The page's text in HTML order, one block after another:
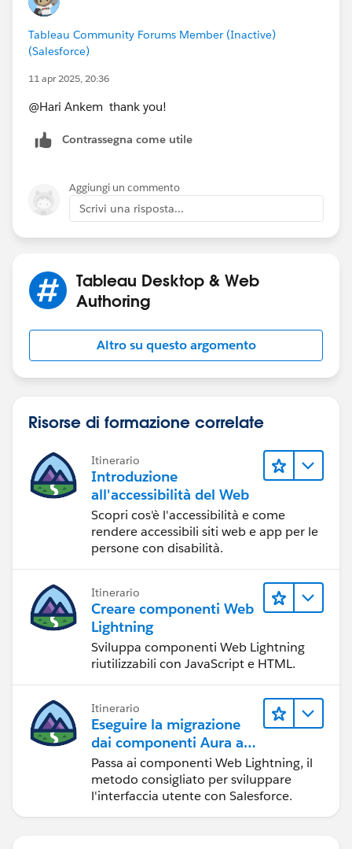
Tableau Community Forums Member (Inactive)
(Salesforce)
11 apr 2025, 20:36
@Hari Ankem​ thank you!
Contrassegna come utile
Aggiungi un commento
Scrivi una risposta...
Tableau Desktop & Web
Authoring
Altro su questo argomento
Risorse di formazione correlate
Itinerario
Introduzione
all'accessibilità del Web
Scopri cos'è l'accessibilità e come
rendere accessibili siti web e app per le
persone con disabilità.
Itinerario
Creare componenti Web
Lightning
Sviluppa componenti Web Lightning
riutilizzabili con JavaScript e HTML.
Itinerario
Eseguire la migrazione
dai componenti Aura ai
componenti Web
Lightning
Passa ai componenti Web Lightning, il
metodo consigliato per sviluppare
l'interfaccia utente con Salesforce.